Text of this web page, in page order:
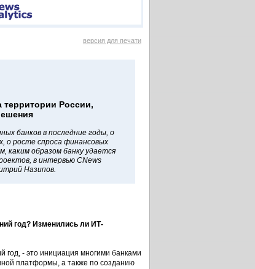
версия для печати
России,
банков в последние годы, о
о росте спроса финансовых
каким образом банку удается
в интервью CNews
Назипов.
год? Изменились ли ИТ-
- это инициация многими банками
платформы, а также по созданию